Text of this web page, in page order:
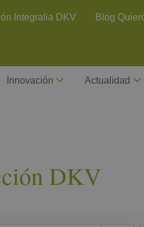
Integralia DKV Blog
Innovación Actualidad
DKV